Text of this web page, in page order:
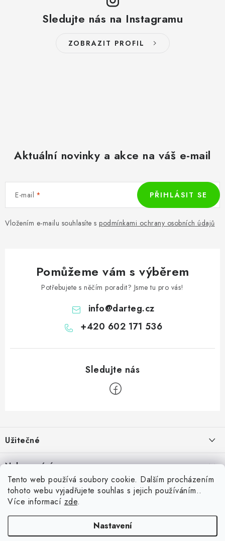
Tento web používá soubory cookie. Dalším procházením
tohoto webu vyjadřujete souhlas s jejich používáním..
Více informací zde.
Nastavení
Sledujte nás na Instagramu
ZOBRAZIT PROFIL
Aktuální novinky a akce na váš e-mail
E-mail
Vložením e-mailu souhlasíte s podmínkami ochrany osobních údajů
PŘIHLÁSIT SE
Pomůžeme vám s výběrem
Potřebujete s něčím poradit? Jsme tu pro vás!
info@darteg.cz
+420 602 171 536
p
a
Užitečné
Kontakt
Věrnostní program
Inspirujte se zákazníky
Blog
Nakupování
Jak nakupovat
Vrácení zboží
Blog
5.5.2026
darteg.sk